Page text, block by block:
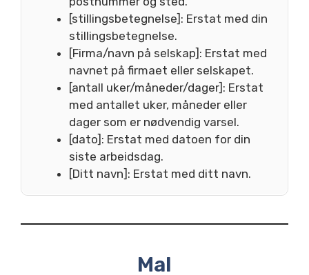
[stillingsbetegnelse]: Erstat med din
stillingsbetegnelse.
[Firma/navn på selskap]: Erstat med
navnet på firmaet eller selskapet.
[antall uker/måneder/dager]: Erstat
med antallet uker, måneder eller
dager som er nødvendig varsel.
[dato]: Erstat med datoen for din
siste arbeidsdag.
[Ditt navn]: Erstat med ditt navn.
Mal